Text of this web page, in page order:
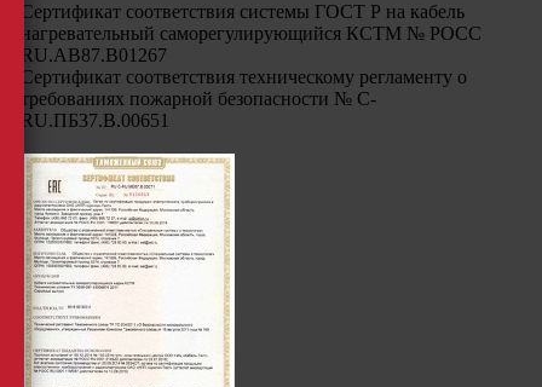
Сертификат соответствия системы ГОСТ Р на кабель
нагревательный саморегулирующийся КСТМ № РОСС
RU.AB87.B01267
Сертификат соответствия техническому регламенту о
требованиях пожарной безопасности № С-
RU.ПБ37.В.00651